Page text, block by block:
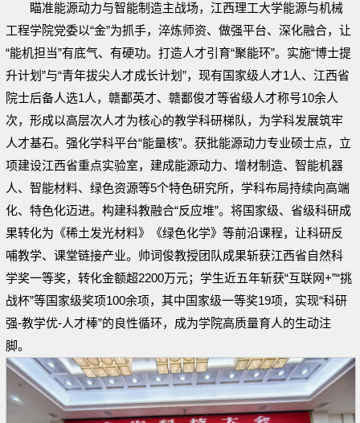
瞄准能源动力与智能制造主战场，江西理工大学能源与机械
工程学院党委以“金”为抓手，淬炼师资、做强平台、深化融合，让
“能机担当”有底气、有硬功。打造人才引育“聚能环”。实施“博士提
升计划”与“青年拔尖人才成长计划”，现有国家级人才1人、江西省
院士后备人选1人，赣鄱英才、赣鄱俊才等省级人才称号10余人
次，形成以高层次人才为核心的教学科研梯队，为学科发展筑牢
人才基石。强化学科平台“能量核”。获批能源动力专业硕士点，立
项建设江西省重点实验室，建成能源动力、增材制造、智能机器
人、智能材料、绿色资源等5个特色研究所，学科布局持续向高端
化、特色化迈进。构建科教融合“反应堆”。将国家级、省级科研成
果转化为《稀土发光材料》《绿色化学》等前沿课程，让科研反
哺教学、课堂链接产业。帅词俊教授团队成果斩获江西省自然科
学奖一等奖，转化金额超2200万元；学生近五年斩获“互联网+”“挑
战杯”等国家级奖项100余项，其中国家级一等奖19项，实现“科研
强-教学优-人才棒”的良性循环，成为学院高质量育人的生动注
脚。